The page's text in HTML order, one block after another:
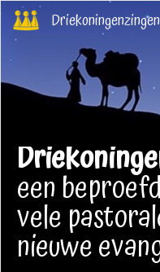
Overslaan
inhoud
Driekoningenzingen
een
vele
nieuwe